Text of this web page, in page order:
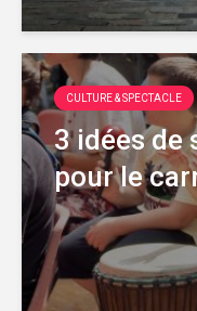
CULTURE & SPECTACLE
3 idées de
pour le